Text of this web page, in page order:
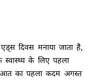
एड्स दिवस मनाया जाता है,
स्वास्थ्य के लिए पहला
का पहला कदम अगस्त